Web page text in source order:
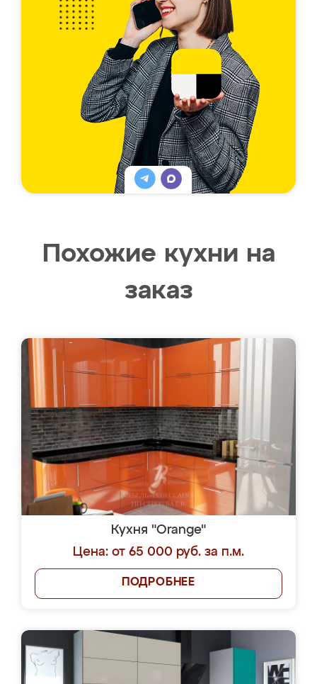
Похожие кухни на
заказ
Кухня "Orange"
Цена: от 65 000 руб. за п.м.
ПОДРОБНЕЕ